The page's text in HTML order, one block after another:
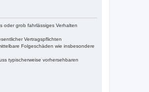
oder grob fahrlässiges Verhalten
Vertragspflichten
Folgeschäden wie insbesondere
typischerweise vorhersehbaren